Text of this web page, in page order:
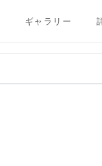
ギャラリー